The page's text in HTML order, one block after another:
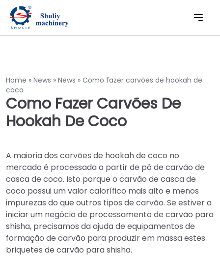
Home » News » News » Como fazer carvões de hookah de
coco
Como Fazer Carvões De
Hookah De Coco
A maioria dos carvões de hookah de coco no
mercado é processada a partir de pó de carvão de
casca de coco. Isto porque o carvão de casca de
coco possui um valor calorífico mais alto e menos
impurezas do que outros tipos de carvão. Se estiver a
iniciar um negócio de processamento de carvão para
shisha, precisamos da ajuda de equipamentos de
formação de carvão para produzir em massa estes
briquetes de carvão para shisha.